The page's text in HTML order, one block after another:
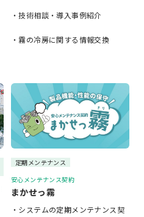
・技術相談・導入事例紹介
・霧の冷房に関する情報交換
定期メンテナンス
安心メンテナンス契約
まかせっ霧
・システムの定期メンテナンス契